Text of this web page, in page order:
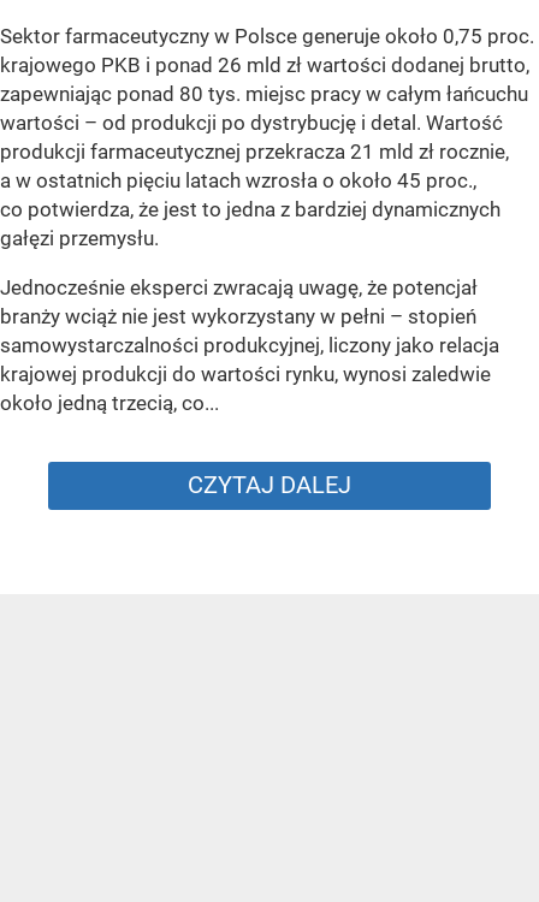
Sektor farmaceutyczny w Polsce generuje około 0,75 proc.
krajowego PKB i ponad 26 mld zł wartości dodanej brutto,
zapewniając ponad 80 tys. miejsc pracy w całym łańcuchu
wartości – od produkcji po dystrybucję i detal. Wartość
produkcji farmaceutycznej przekracza 21 mld zł rocznie,
a w ostatnich pięciu latach wzrosła o około 45 proc.,
co potwierdza, że jest to jedna z bardziej dynamicznych
gałęzi przemysłu.
Jednocześnie eksperci zwracają uwagę, że potencjał
branży wciąż nie jest wykorzystany w pełni – stopień
samowystarczalności produkcyjnej, liczony jako relacja
krajowej produkcji do wartości rynku, wynosi zaledwie
około jedną trzecią, co...
CZYTAJ DALEJ